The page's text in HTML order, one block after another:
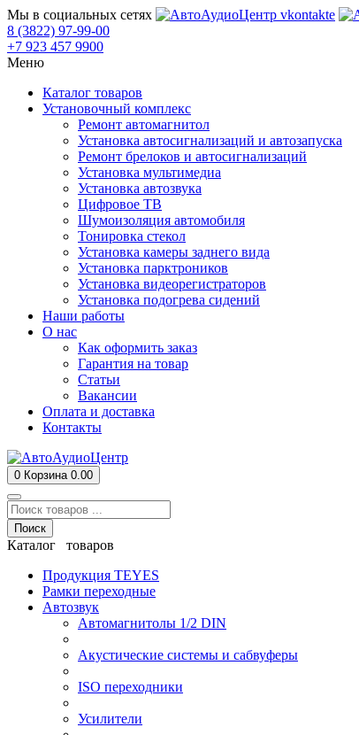
Мы в социальных сетях
8 (3822) 97-99-00
+7 923 457 9900
Меню
Каталог товаров
Установочный комплекс
Ремонт автомагнитол
Установка автосигнализаций и автозапуска
Ремонт брелоков и автосигнализаций
Установка мультимедиа
Установка автозвука
Цифровое ТВ
Шумоизоляция автомобиля
Тонировка стекол
Установка камеры заднего вида
Установка парктроников
Установка видеорегистраторов
Установка подогрева сидений
Наши работы
О нас
Как оформить заказ
Гарантия на товар
Статьи
Вакансии
Оплата и доставка
Контакты
0 Корзина 0.00
Поиск
Каталог товаров
Продукция TEYES
Рамки переходные
Автозвук
Автомагнитолы 1/2 DIN
Акустические системы и сабвуферы
ISO переходники
Усилители